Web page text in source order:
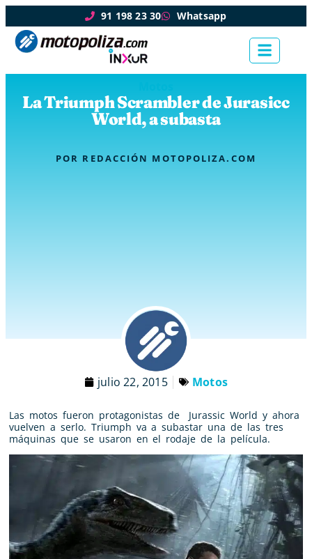
91 198 23 30 Whatsapp
La Triumph Scrambler de Jurasicc
World, a subasta
POR REDACCIÓN MOTOPOLIZA.COM
julio 22, 2015 Motos
Las motos fueron protagonistas de Jurassic World y ahora
vuelven a serlo. Triumph va a subastar una de las tres
máquinas que se usaron en el rodaje de la película.